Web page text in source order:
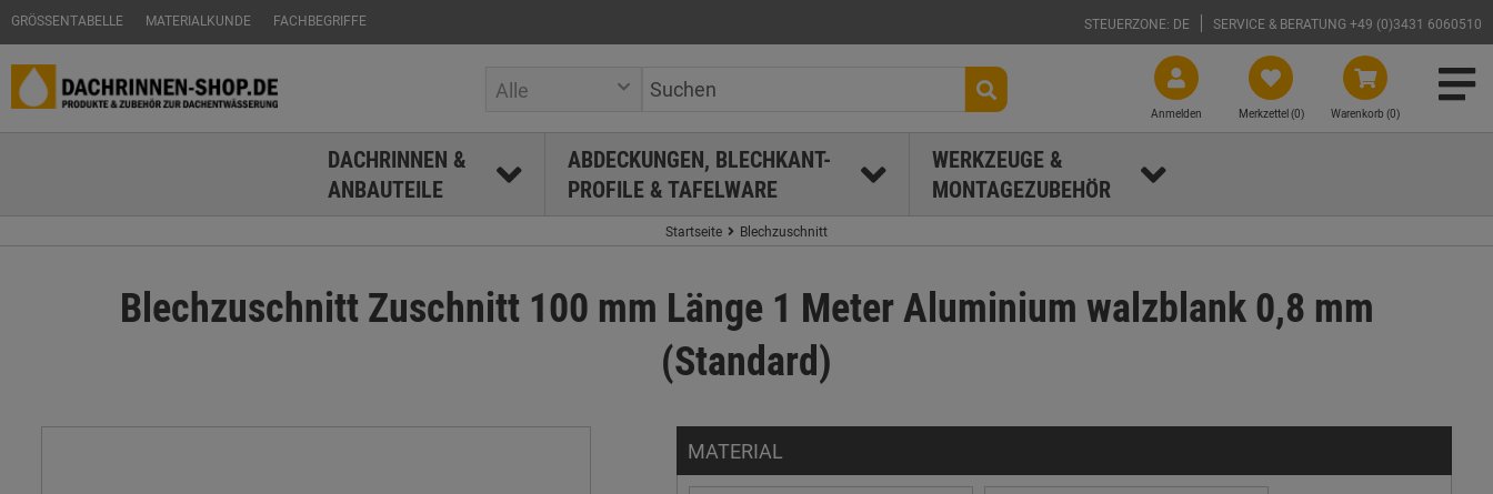
GRÖSSENTABELLE MATERIALKUNDE FACHBEGRIFFE STEUERZONE: DE SERVICE & BERATUNG +49 (0)3431 6060510
Warenkorb (0)
Merkzettel (0)
Anmelden
Alle
DACHRINNEN &
ANBAUTEILE
ABDECKUNGEN, BLECHKANT-
PROFILE & TAFELWARE
WERKZEUGE &
MONTAGEZUBEHÖR
Startseite Blechzuschnitt
Blechzuschnitt Zuschnitt 100 mm Länge 1 Meter Aluminium walzblank 0,8 mm
(Standard)
MATERIAL